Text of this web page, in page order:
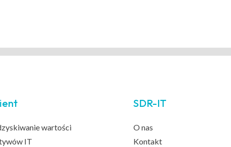
wartości
IT
SDR-IT
O nas
Kontakt